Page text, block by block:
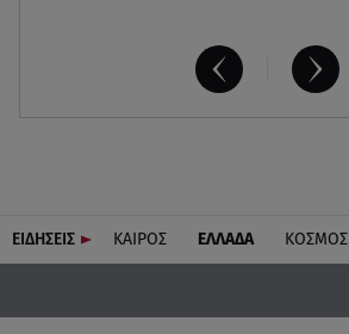
ΕΙΔΗΣΕΙΣ ΚΑΙΡΟΣ ΕΛΛΑΔΑ ΚΟΣΜΟΣ